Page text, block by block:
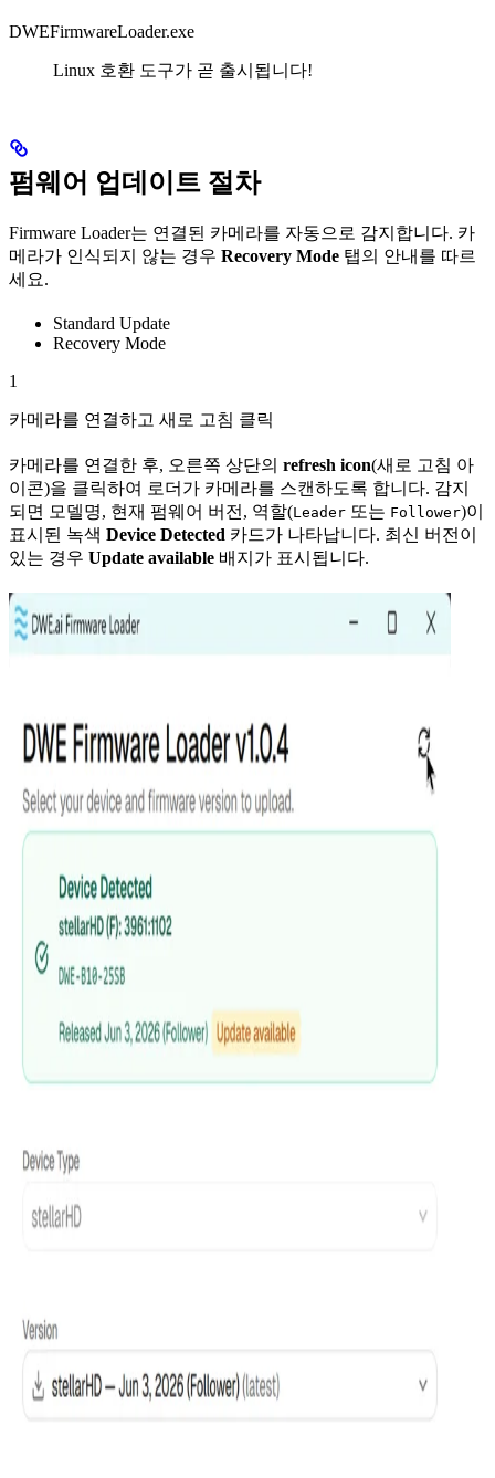
DWEFirmwareLoader.exe
Linux 호환 도구가 곧 출시됩니다!
펌웨어 업데이트 절차
Firmware Loader는 연결된 카메라를 자동으로 감지합니다. 카
메라가 인식되지 않는 경우 Recovery Mode 탭의 안내를 따르
세요.
Standard Update
Recovery Mode
1
카메라를 연결하고 새로 고침 클릭
카메라를 연결한 후, 오른쪽 상단의 refresh icon(새로 고침 아
이콘)을 클릭하여 로더가 카메라를 스캔하도록 합니다. 감지
되면 모델명, 현재 펌웨어 버전, 역할(Leader 또는 Follower)이
표시된 녹색 Device Detected 카드가 나타납니다. 최신 버전이
있는 경우 Update available 배지가 표시됩니다.